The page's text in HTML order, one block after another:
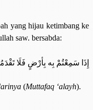
yang hijau ketimbang ke
saw. bersabda:
إِذَا سَمِعْتُمْ بِه بِأرْضٍ فَلَا
(Muttafaq ‘alayh).